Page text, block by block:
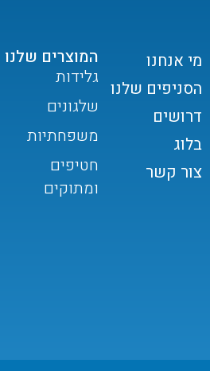
מי אנחנו
הסניפים שלנו
דרושים
בלוג
צור קשר
המוצרים שלנו
גלידות
שלגונים
משפחתיות
חטיפים
ומתוקים